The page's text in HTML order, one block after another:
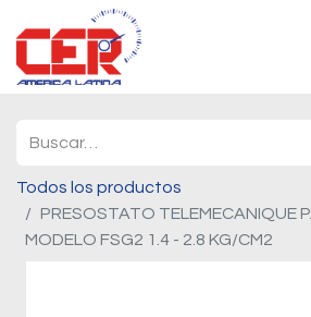
Todos los productos
PRESOSTATO TELEMECANIQUE
MODELO FSG2 1.4 - 2.8 KG/CM2